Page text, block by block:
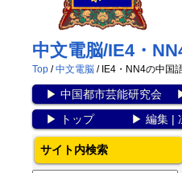
中文電脳/IE4・
Top/中文電脳/ IE4・NN4の中国
▶ 中国都市芸能研究会
▶
トップ▶ 編集|
サイト内検索